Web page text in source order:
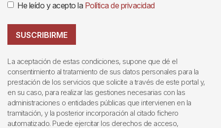
He leído y acepto la Política de privacidad
SUSCRIBIRME
La aceptación de estas condiciones, supone que dé el
consentimiento al tratamiento de sus datos personales para la
prestación de los servicios que solicite a través de este portal y,
en su caso, para realizar las gestiones necesarias con las
administraciones o entidades públicas que intervienen en la
tramitación, y la posterior incorporación al citado fichero
automatizado. Puede ejercitar los derechos de acceso,